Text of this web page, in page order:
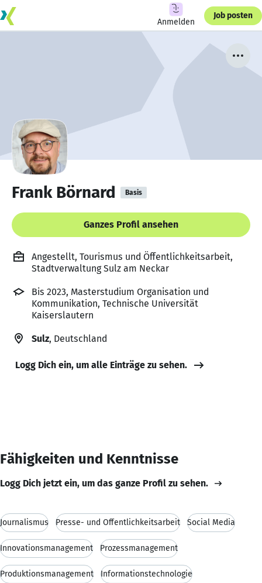
Anmelden
Job posten
Frank Börnard Basis
Ganzes Profil ansehen
Angestellt, Tourismus und Öffentlichkeitsarbeit,
Stadtverwaltung Sulz am Neckar
Bis 2023, Masterstudium Organisation und
Kommunikation, Technische Universität
Kaiserslautern
Sulz, Deutschland
Logg Dich ein, um alle Einträge zu sehen.
Fähigkeiten und Kenntnisse
Logg Dich jetzt ein, um das ganze Profil zu sehen.
Journalismus Presse- und Öffentlichkeitsarbeit Social Media
Innovationsmanagement Prozessmanagement
Produktionsmanagement Informationstechnologie